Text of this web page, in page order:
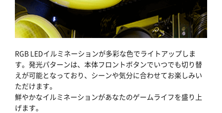
RGB LEDイルミネーションが多彩な色でライトアップしま
す。発光パターンは、本体フロントボタンでいつでも切り替
えが可能となっており、シーンや気分に合わせてお楽しみい
ただけます。
鮮やかなイルミネーションがあなたのゲームライフを盛り上
げます。